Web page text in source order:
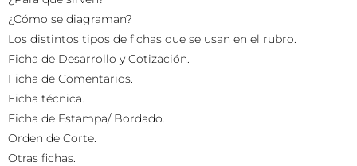
¿Cómo se diagraman?
Los distintos tipos de fichas que se usan en el rubro.
Ficha de Desarrollo y Cotización.
Ficha de Comentarios.
Ficha técnica.
Ficha de Estampa/ Bordado.
Orden de Corte.
Otras fichas.